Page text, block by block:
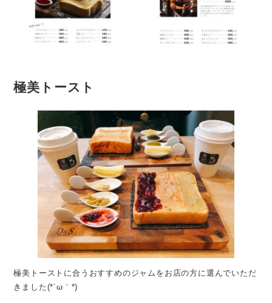
極美トースト
極美トーストに合うおすすめのジャムをお店の方に選んでいただ
きました(*´ω｀*)